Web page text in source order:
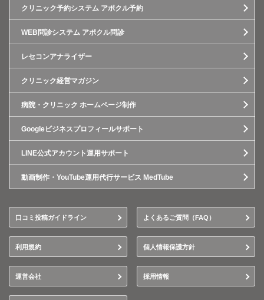
クリニック予約システム アポクル予約
WEB問診システム アポクル問診
レセコンアナライザー
クリニック経営マガジン
病院・クリニック ホームページ制作
Googleビジネスプロフィールサポート
LINE公式アカウント運用サポート
動画制作・YouTube運用代行サービス MedTube
口コミ投稿ガイドライン よくあるご質問（FAQ）
利用規約 個人情報保護方針
運営会社 採用情報